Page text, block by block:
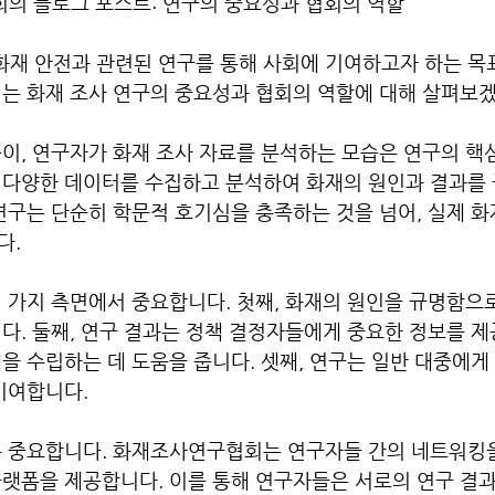
재 안전과 관련된 연구를 통해 사회에 기여하고자 하는 목
화재 조사 연구의 중요성과 협회의 역할에 대해 살펴보
, 연구자가 화재 조사 자료를 분석하는 모습은 연구의
양한 데이터를 수집하고 분석하여 화재의 원인과 결과를
구는 단순히 학문적 호기심을 충족하는 것을 넘어, 실제
.
지 측면에서 중요합니다. 첫째, 화재의 원인을 규명함으
. 둘째, 연구 결과는 정책 결정자들에게 중요한 정보를
수립하는 데 도움을 줍니다. 셋째, 연구는 일반 대중에
합니다.
요합니다. 화재조사연구협회는 연구자들 간의 네트워킹
폼을 제공합니다. 이를 통해 연구자들은 서로의 연구 결